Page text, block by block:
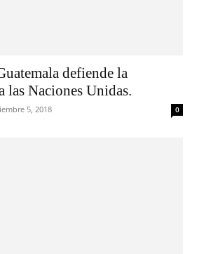
defiende la
las Naciones Unidas.
5, 2018 0